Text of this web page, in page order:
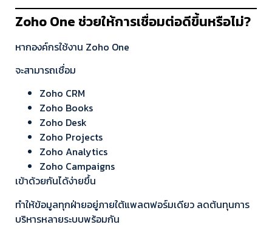
Zoho One ช่วยให้การเชื่อมต่อดีขึ้นหรือไม่?
หากองค์กรใช้งาน Zoho One
จะสามารถเชื่อม
Zoho CRM
Zoho Books
Zoho Desk
Zoho Projects
Zoho Analytics
Zoho Campaigns
เข้าด้วยกันได้ง่ายขึ้น
ทำให้ข้อมูลทุกฝ่ายอยู่ภายใต้แพลตฟอร์มเดียว ลดต้นทุนการ
บริหารหลายระบบพร้อมกัน